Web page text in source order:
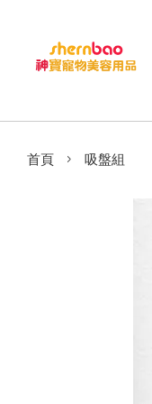
首頁 › 吸盤組